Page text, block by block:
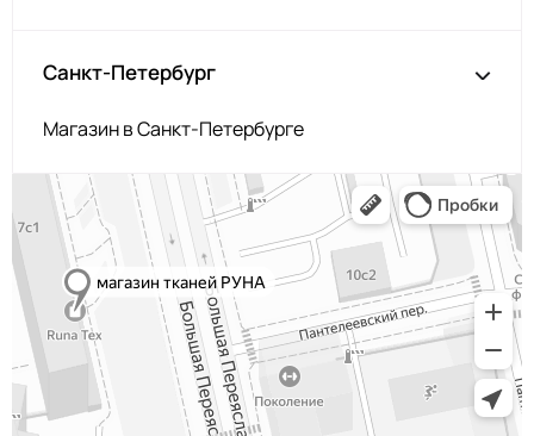
Санкт-Петербург
Магазин в Санкт-Петербурге